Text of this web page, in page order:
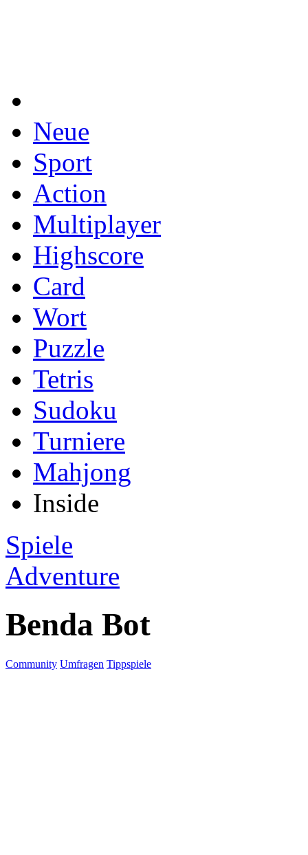
Neue
Sport
Action
Multiplayer
Highscore
Card
Wort
Puzzle
Tetris
Sudoku
Turniere
Mahjong
Inside
Spiele
Adventure
Benda Bot
Community Umfragen Tippspiele